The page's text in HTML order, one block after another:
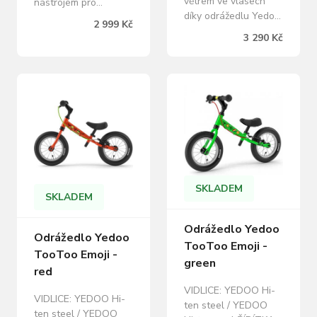
zábavu a pohyb na
čerstvém vzduchu.
Jízdou na odrážedle
se dítě naučí udržovat
rovnováhu, která je
zvládnutí jízdy na…
2 999 Kč
díky odrážedlu Yedoo
TooToo se zadní
brzdou. Ideální
TooToo naučí děti
držet rovnováhu,
orientovat se v
prostoru a správně
odhadovat
všimly, zdolají větší
3 290 Kč
SKLADEM
Odrážedlo Yedoo
TooToo Emoji -
red
VIDLICE: YEDOO Hi-
ten steel / YEDOO
SKLADEM
Odrážedlo Yedoo
TooToo Emoji -
green
VIDLICE: YEDOO Hi-
ten steel / YEDOO